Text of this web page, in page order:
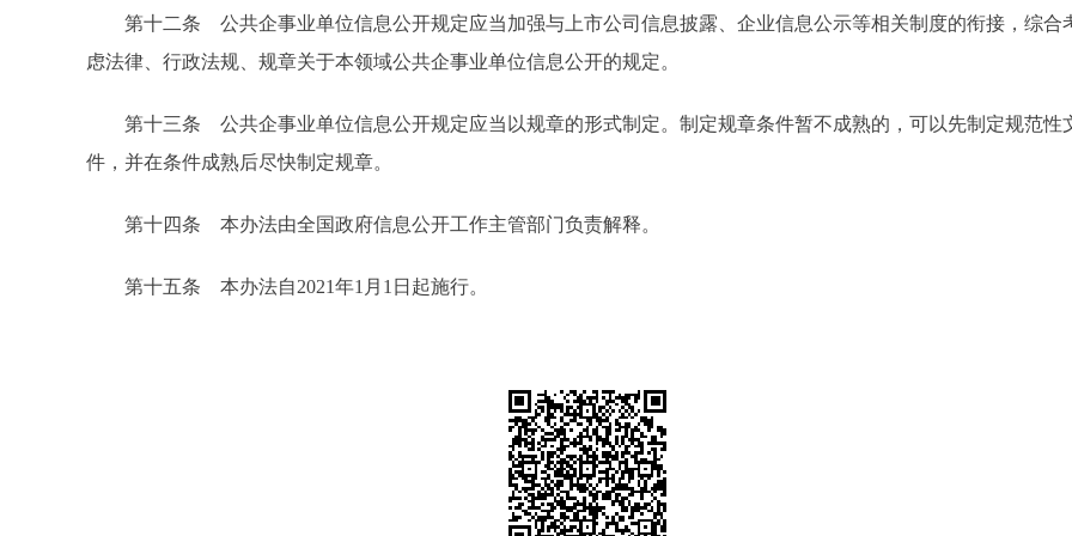
第十二条 公共企事业单位信息公开规定应当加强与上市公司信息披露、企业信息公示等相关制度的衔接，综合
虑法律、行政法规、规章关于本领域公共企事业单位信息公开的规定。
第十三条 公共企事业单位信息公开规定应当以规章的形式制定。制定规章条件暂不成熟的，可以先制定规范性
件，并在条件成熟后尽快制定规章。
第十四条 本办法由全国政府信息公开工作主管部门负责解释。
第十五条 本办法自2021年1月1日起施行。